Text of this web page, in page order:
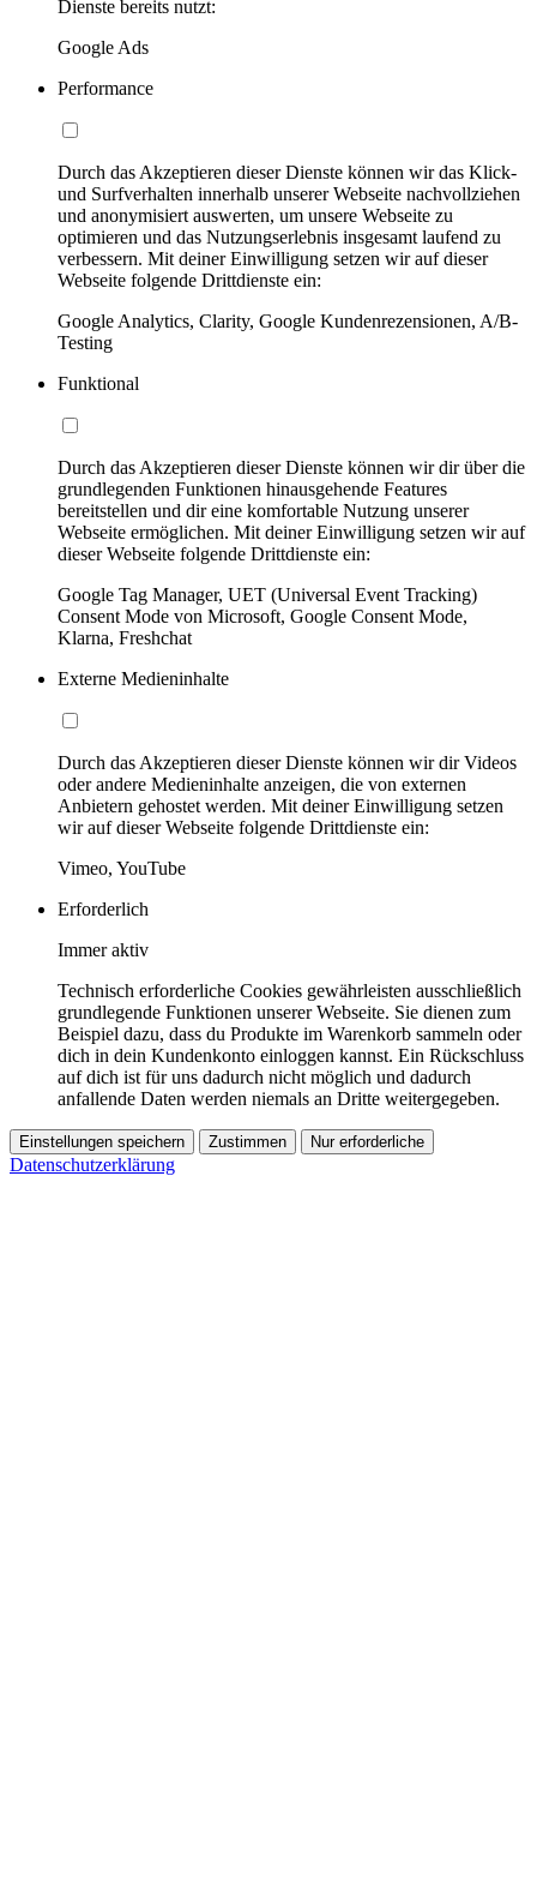
Dienste bereits nutzt:
Google Ads
Performance
Durch das Akzeptieren dieser Dienste können wir das Klick-
und Surfverhalten innerhalb unserer Webseite nachvollziehen
und anonymisiert auswerten, um unsere Webseite zu
optimieren und das Nutzungserlebnis insgesamt laufend zu
verbessern. Mit deiner Einwilligung setzen wir auf dieser
Webseite folgende Drittdienste ein:
Google Analytics, Clarity, Google Kundenrezensionen, A/B-
Testing
Funktional
Durch das Akzeptieren dieser Dienste können wir dir über die
grundlegenden Funktionen hinausgehende Features
bereitstellen und dir eine komfortable Nutzung unserer
Webseite ermöglichen. Mit deiner Einwilligung setzen wir auf
dieser Webseite folgende Drittdienste ein:
Google Tag Manager, UET (Universal Event Tracking)
Consent Mode von Microsoft, Google Consent Mode,
Klarna, Freshchat
Externe Medieninhalte
Durch das Akzeptieren dieser Dienste können wir dir Videos
oder andere Medieninhalte anzeigen, die von externen
Anbietern gehostet werden. Mit deiner Einwilligung setzen
wir auf dieser Webseite folgende Drittdienste ein:
Vimeo, YouTube
Erforderlich
Immer aktiv
Technisch erforderliche Cookies gewährleisten ausschließlich
grundlegende Funktionen unserer Webseite. Sie dienen zum
Beispiel dazu, dass du Produkte im Warenkorb sammeln oder
dich in dein Kundenkonto einloggen kannst. Ein Rückschluss
auf dich ist für uns dadurch nicht möglich und dadurch
anfallende Daten werden niemals an Dritte weitergegeben.
Einstellungen speichern Zustimmen Nur erforderliche
Datenschutzerklärung